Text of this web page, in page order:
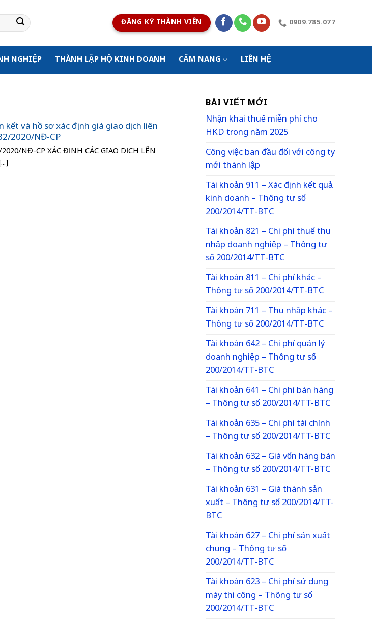
ĐĂNG KÝ THÀNH VIÊN 0909.785.077
NGHIỆP THÀNH LẬP HỘ KINH DOANH CẨM NANG LIÊN HỆ
kết và hồ sơ xác định giá giao dịch liên
2020/NĐ-CP
NĐ-CP XÁC ĐỊNH CÁC GIAO DỊCH LÊN
BÀI VIẾT MỚI
Nhận khai thuế miễn phí cho
HKD trong năm 2025
Công việc ban đầu đối với công ty
mới thành lập
Tài khoản 911 – Xác định kết quả
kinh doanh – Thông tư số
200/2014/TT-BTC
Tài khoản 821 – Chi phí thuế thu
nhập doanh nghiệp – Thông tư
số 200/2014/TT-BTC
Tài khoản 811 – Chi phí khác –
Thông tư số 200/2014/TT-BTC
Tài khoản 711 – Thu nhập khác –
Thông tư số 200/2014/TT-BTC
Tài khoản 642 – Chi phí quản lý
doanh nghiệp – Thông tư số
200/2014/TT-BTC
Tài khoản 641 – Chi phí bán hàng
– Thông tư số 200/2014/TT-BTC
Tài khoản 635 – Chi phí tài chính
– Thông tư số 200/2014/TT-BTC
Tài khoản 632 – Giá vốn hàng bán
– Thông tư số 200/2014/TT-BTC
Tài khoản 631 – Giá thành sản
xuất – Thông tư số 200/2014/TT-
BTC
Tài khoản 627 – Chi phí sản xuất
chung – Thông tư số
200/2014/TT-BTC
Tài khoản 623 – Chi phí sử dụng
máy thi công – Thông tư số
200/2014/TT-BTC